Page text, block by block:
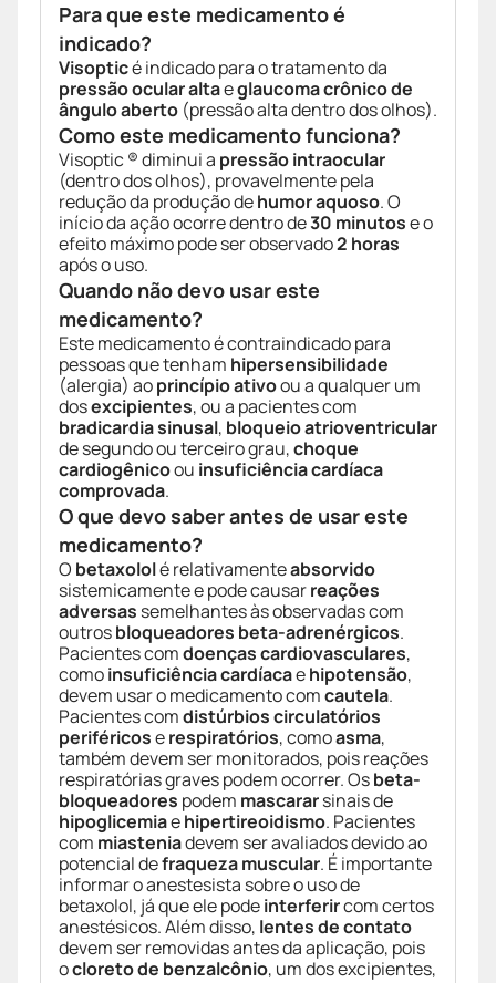
Para que este medicamento é
indicado?
Visopticé indicado para o tratamento da
pressão ocular altaeglaucoma crônico de
ângulo aberto (pressão alta dentro dos olhos).
Como este medicamento funciona?
Visoptic ® diminui a pressão intraocular
(dentro dos olhos), provavelmente pela
redução da produção dehumor aquoso. O
início da ação ocorre dentro de30 minutose o
efeito máximo pode ser observado2 horas
após o uso.
Quando não devo usar este
medicamento?
Este medicamento é contraindicado para
pessoas que tenham hipersensibilidade
(alergia) aoprincípio ativoou a qualquer um
dosexcipientes, ou a pacientes com
bradicardia sinusal, bloqueio atrioventricular
de segundo ou terceiro grau,choque
cardiogênicoou insuficiência cardíaca
comprovada.
O que devo saber antes de usar este
medicamento?
O betaxololé relativamenteabsorvido
sistemicamente e pode causarreações
adversas semelhantes às observadas com
outrosbloqueadores beta-adrenérgicos.
Pacientes comdoenças cardiovasculares,
comoinsuficiência cardíacaehipotensão,
devem usar o medicamento comcautela.
Pacientes comdistúrbios circulatórios
periféricoserespiratórios, comoasma,
também devem ser monitorados, pois reações
respiratórias graves podem ocorrer. Osbeta-
bloqueadores podem mascararsinais de
hipoglicemiaehipertireoidismo. Pacientes
com miasteniadevem ser avaliados devido ao
potencial defraqueza muscular. É importante
informar o anestesista sobre o uso de
betaxolol, já que ele podeinterferircom certos
anestésicos. Além disso, lentes de contato
devem ser removidas antes da aplicação, pois
ocloreto de benzalcônio, um dos excipientes,